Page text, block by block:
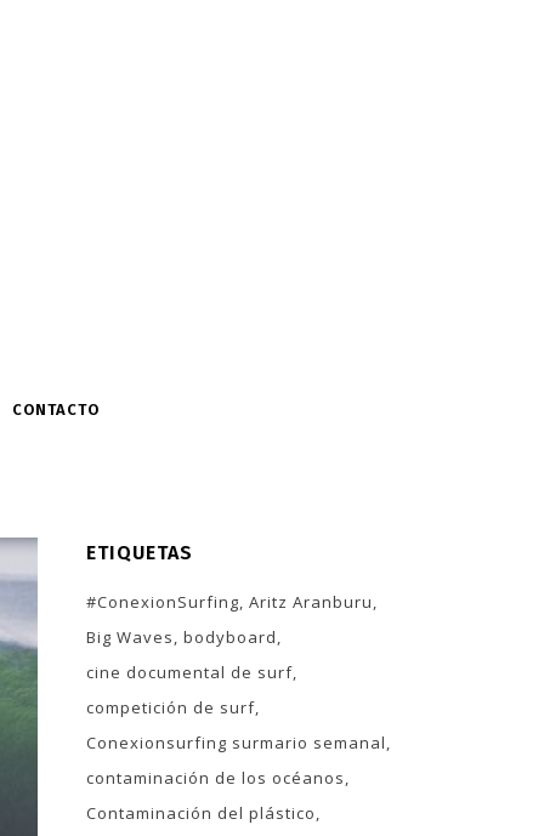
CONTACTO
ETIQUETAS
#ConexionSurfing Aritz Aranburu
Big Waves bodyboard
cine documental de surf
competición de surf
Conexionsurfing surmario semanal
contaminación de los océanos
Contaminación del plástico